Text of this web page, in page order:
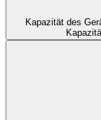
Kapazität des